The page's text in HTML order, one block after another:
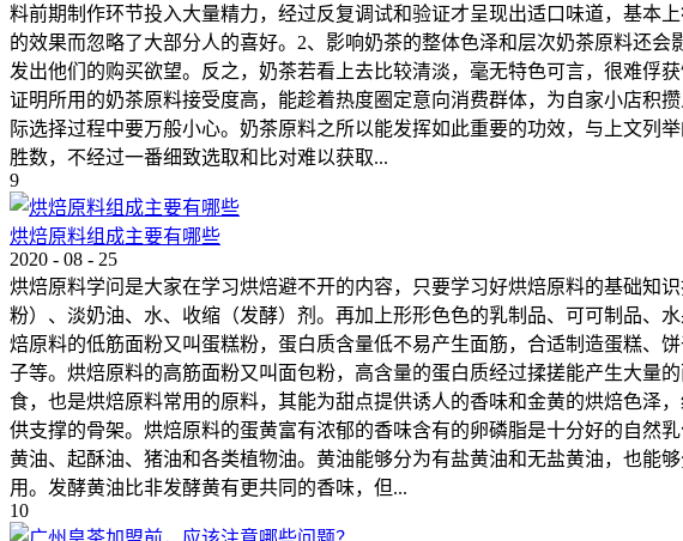
料前期制作环节投入大量精力，经过反复调试和验证才呈现出适口味道，基本
的效果而忽略了大部分人的喜好。2、影响奶茶的整体色泽和层次奶茶原料还
发出他们的购买欲望。反之，奶茶若看上去比较清淡，毫无特色可言，很难俘
证明所用的奶茶原料接受度高，能趁着热度圈定意向消费群体，为自家小店积
际选择过程中要万般小心。奶茶原料之所以能发挥如此重要的功效，与上文列
胜数，不经过一番细致选取和比对难以获取...
9
烘焙原料组成主要有哪些
2020 - 08 - 25
烘焙原料学问是大家在学习烘焙避不开的内容，只要学习好烘焙原料的基础知
粉）、淡奶油、水、收缩（发酵）剂。再加上形形色色的乳制品、可可制品、
焙原料的低筋面粉又叫蛋糕粉，蛋白质含量低不易产生面筋，合适制造蛋糕、
子等。烘焙原料的高筋面粉又叫面包粉，高含量的蛋白质经过揉搓能产生大量
食，也是烘焙原料常用的原料，其能为甜点提供诱人的香味和金黄的烘焙色泽
供支撑的骨架。烘焙原料的蛋黄富有浓郁的香味含有的卵磷脂是十分好的自然
黄油、起酥油、猪油和各类植物油。黄油能够分为有盐黄油和无盐黄油，也能
用。发酵黄油比非发酵黄有更共同的香味，但...
10